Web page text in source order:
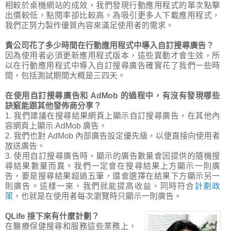
相較於桌機網站的成效，我們發現行動應用程式的單次點擊
出價較低，點閱率卻比較高。為吸引更多人下載應用程式，
我們正努力製作優質內容來滿足使用者的需求。
貴公司花了多少時間在行動應用程式中導入自訂搜尋廣告？
因為使用者必須更新應用程式版本，這些異動才會生效，所
以在行動應用程式中導入自訂搜尋廣告確實花了我們一些時
間，包括測試期間大概是三四天。
在使用自訂搜尋廣告和 AdMob 的過程中，有沒有發現哪些
訣竅能跟其他發佈商分享？
1. 我們建議在搜尋結果網頁上顯示自訂搜尋廣告，在其他內
容網頁上顯示 AdMob 廣告。
2. 我們也對 AdMob 內部廣告設定優先級，以便直接向使用者
放送廣告。
3. 使用自訂搜尋廣告時，顯示的廣告數量會因提供的隨機搜
尋結果數量而異。我們一定會在搜尋結果上方顯示一則廣
告，要是搜尋結果超過五筆，還會選擇在結果下方顯示另一
則廣告。這樣一來，我們就能提高收益，同時符合 計劃政
策 ，也就是在使用者每次瀏覽時只顯示一則廣告。
QLife 接下來有什麼計劃？
在醫療保健搜尋和服務這些業務上，